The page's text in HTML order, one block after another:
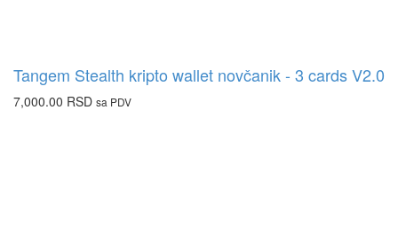
Tangem Stealth kripto wallet novčanik - 3 cards V2.0
7,000.00 RSD sa PDV